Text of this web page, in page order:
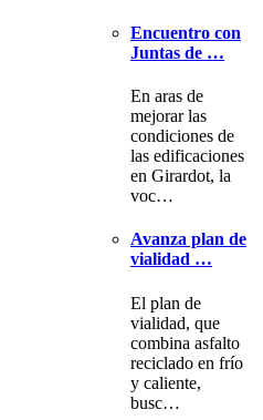
Encuentro con
Juntas de …
En aras de
mejorar las
condiciones de
las edificaciones
en Girardot, la
voc…
Avanza plan de
vialidad …
El plan de
vialidad, que
combina asfalto
reciclado en frío
y caliente,
busc…